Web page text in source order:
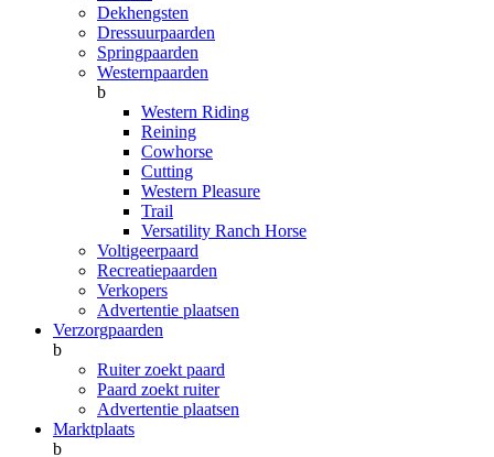
Dekhengsten
Dressuurpaarden
Springpaarden
Westernpaarden
b
Western Riding
Reining
Cowhorse
Cutting
Western Pleasure
Trail
Versatility Ranch Horse
Voltigeerpaard
Recreatiepaarden
Verkopers
Advertentie plaatsen
Verzorgpaarden
b
Ruiter zoekt paard
Paard zoekt ruiter
Advertentie plaatsen
Marktplaats
b